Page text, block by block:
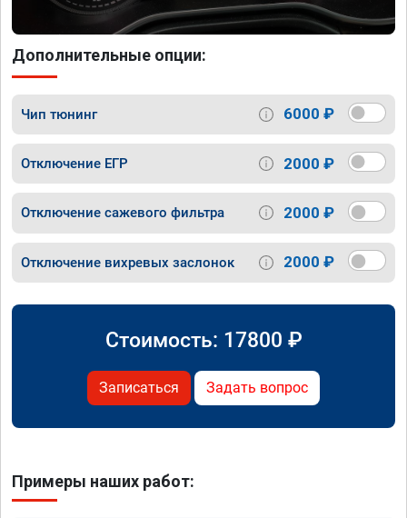
Дополнительные опции:
Чип тюнинг 6000 ₽
Отключение ЕГР 2000 ₽
Отключение сажевого фильтра 2000 ₽
Отключение вихревых заслонок 2000 ₽
Стоимость: 17800 ₽
Записаться Задать вопрос
Примеры наших работ: